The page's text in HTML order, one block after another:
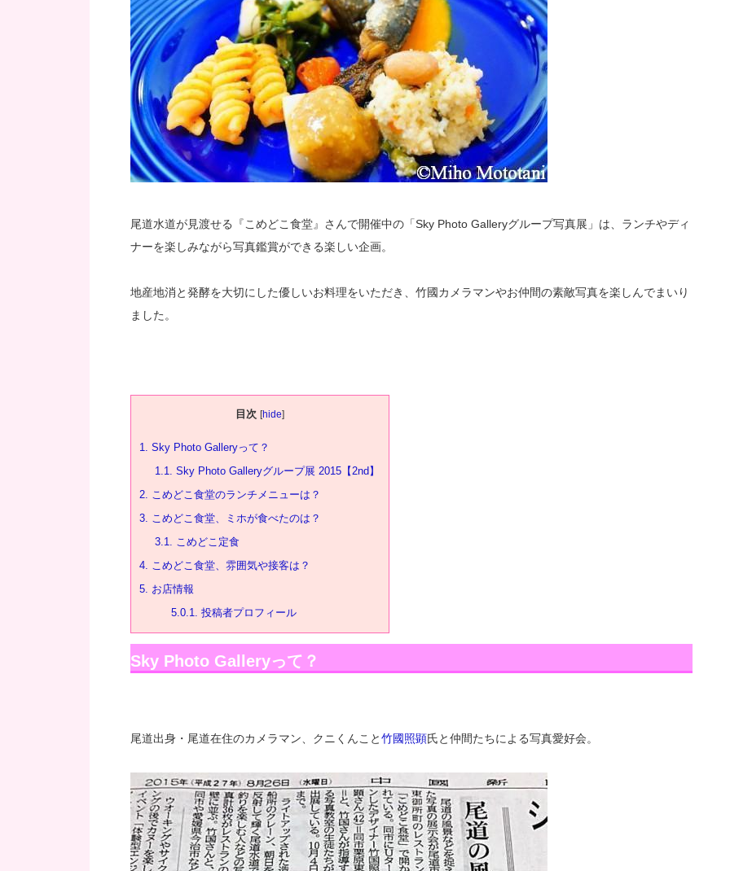
尾道水道が見渡せる『こめどこ食堂』さんで開催中の「Sky Photo Galleryグループ写真展」は、ランチやディ
ナーを楽しみながら写真鑑賞ができる楽しい企画。
地産地消と発酵を大切にした優しいお料理をいただき、竹國カメラマンやお仲間の素敵写真を楽しんでまいり
ました。
目次 [hide]
1. Sky Photo Galleryって？
1.1. Sky Photo Galleryグループ展 2015【2nd】
2. こめどこ食堂のランチメニューは？
3. こめどこ食堂、ミホが食べたのは？
3.1. こめどこ定食
4. こめどこ食堂、雰囲気や接客は？
5. お店情報
5.0.1. 投稿者プロフィール
Sky Photo Galleryって？
尾道出身・尾道在住のカメラマン、クニくんこと竹國照顕氏と仲間たちによる写真愛好会。